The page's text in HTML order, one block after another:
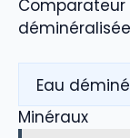
Comparateur
déminéralisée
Minéraux